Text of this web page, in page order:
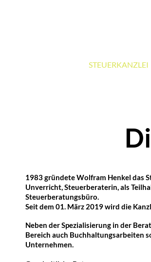
STEUERKANZLEI
1983 gründete Wolfram Henkel das
Unverricht, Steuerberaterin, als
Steuerberatungsbüro.
Seit dem 01. März 2019 wird die
Neben der Spezialisierung in der
Bereich auch Buchhaltungsarbeiten
Unternehmen.